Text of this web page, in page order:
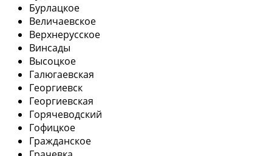
Бурлацкое
Величаевское
Верхнерусское
Винсады
Высоцкое
Галюгаевская
Георгиевск
Георгиевская
Горячеводский
Гофицкое
Гражданское